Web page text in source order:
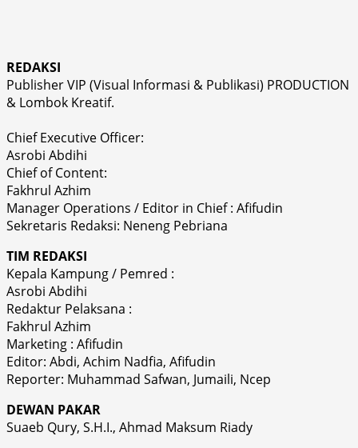
REDAKSI
Publisher VIP (Visual Informasi & Publikasi) PRODUCTION
& Lombok Kreatif.
Chief Executive Officer:
Asrobi Abdihi
Chief of Content:
Fakhrul Azhim
Manager Operations / Editor in Chief : Afifudin
Sekretaris Redaksi: Neneng Pebriana
TIM REDAKSI
Kepala Kampung / Pemred :
Asrobi Abdihi
Redaktur Pelaksana :
Fakhrul Azhim
Marketing : Afifudin
Editor: Abdi, Achim Nadfia, Afifudin
Reporter: Muhammad Safwan, Jumaili, Ncep
DEWAN PAKAR
Suaeb Qury, S.H.I., Ahmad Maksum Riady